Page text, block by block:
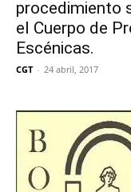
procedimiento
el Cuerpo de
Escénicas.
CGT - 24 abril, 2017